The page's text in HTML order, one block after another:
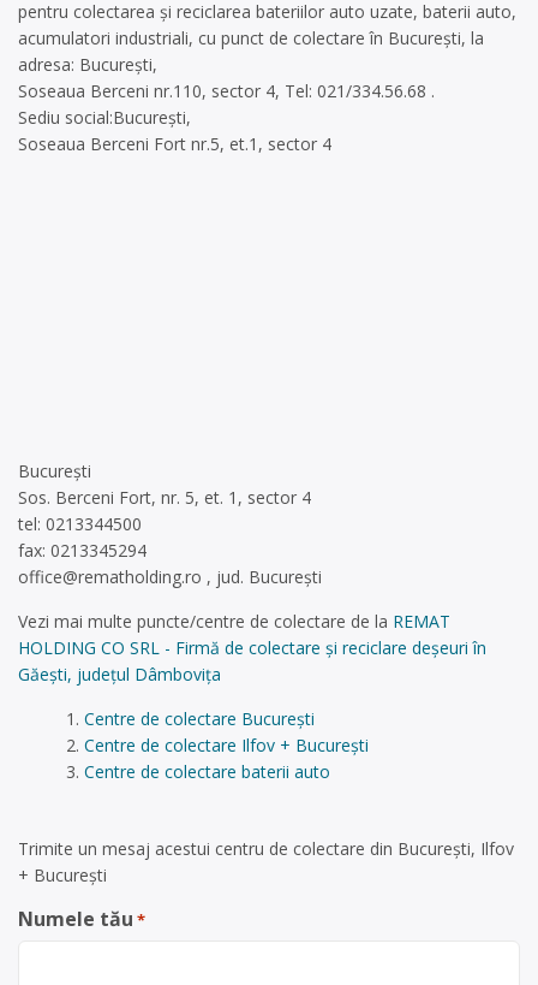
pentru colectarea și reciclarea bateriilor auto uzate, baterii auto,
acumulatori industriali, cu punct de colectare în București, la
adresa: București,
Soseaua Berceni nr.110, sector 4, Tel: 021/334.56.68 .
Sediu social:București,
Soseaua Berceni Fort nr.5, et.1, sector 4
București
Sos. Berceni Fort, nr. 5, et. 1, sector 4
tel: 0213344500
fax: 0213345294
office@rematholding.ro , jud. București
Vezi mai multe puncte/centre de colectare de la REMAT
HOLDING CO SRL - Firmă de colectare și reciclare deșeuri în
Găești, județul Dâmbovița
Centre de colectare București
Centre de colectare Ilfov + București
Centre de colectare baterii auto
Trimite un mesaj acestui centru de colectare din București, Ilfov
+ București
Numele tău *